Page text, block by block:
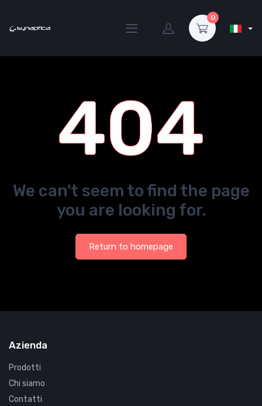
0
404
We can't seem to find the page
you are looking for.
Return to homepage
Azienda
Prodotti
Chi siamo
Contatti